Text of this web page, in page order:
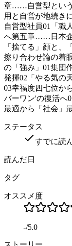
章……自営型という
用と自営が地続き
自営型社員01「職
へ第五章……日本企
「捨てる」顔と、
擦り合わせ論の着
の「強み」01集団
発揮02「やる気の
03幸福度四七位か
バーワン'の復活へ
最適から「社会」
ステータス
すでに読
読んだ日
タグ
オススメ度
-/5.0
ストーリー